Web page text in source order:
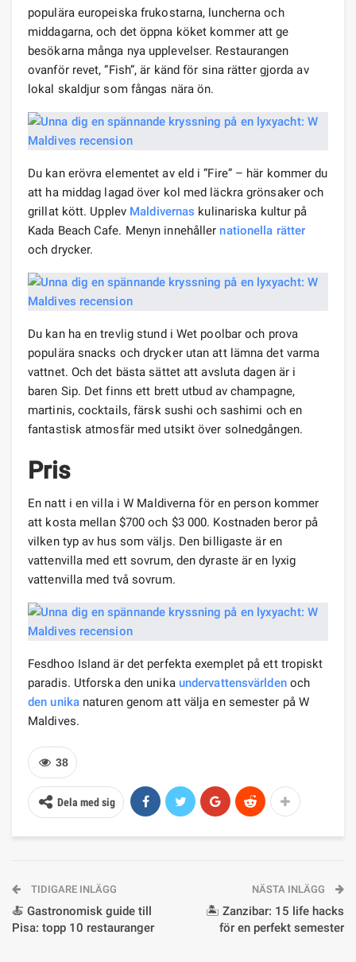
populära europeiska frukostarna, luncherna och
middagarna, och det öppna köket kommer att ge
besökarna många nya upplevelser. Restaurangen
ovanför revet, ”Fish”, är känd för sina rätter gjorda av
lokal skaldjur som fångas nära ön.
Du kan erövra elementet av eld i ”Fire” – här kommer du
att ha middag lagad över kol med läckra grönsaker och
grillat kött. Upplev Maldivernas kulinariska kultur på
Kada Beach Cafe. Menyn innehåller nationella rätter
och drycker.
Du kan ha en trevlig stund i Wet poolbar och prova
populära snacks och drycker utan att lämna det varma
vattnet. Och det bästa sättet att avsluta dagen är i
baren Sip. Det finns ett brett utbud av champagne,
martinis, cocktails, färsk sushi och sashimi och en
fantastisk atmosfär med utsikt över solnedgången.
Pris
En natt i en villa i W Maldiverna för en person kommer
att kosta mellan $700 och $3 000. Kostnaden beror på
vilken typ av hus som väljs. Den billigaste är en
vattenvilla med ett sovrum, den dyraste är en lyxig
vattenvilla med två sovrum.
Fesdhoo Island är det perfekta exemplet på ett tropiskt
paradis. Utforska den unika undervattensvärldenoch
den unikanaturen genom att välja en semester på W
Maldives.
38
Dela med sig
TIDIGARE INLÄGG
🍝 Gastronomisk guide till
Pisa: topp 10 restauranger
NÄSTA INLÄGG
🏝️ Zanzibar: 15 life hacks
för en perfekt semester